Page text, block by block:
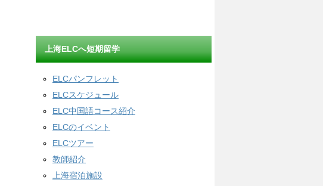
上海ELCへ短期留学
ELCパンフレット
ELCスケジュール
ELC中国語コース紹介
ELCのイベント
ELCツアー
教師紹介
上海宿泊施設